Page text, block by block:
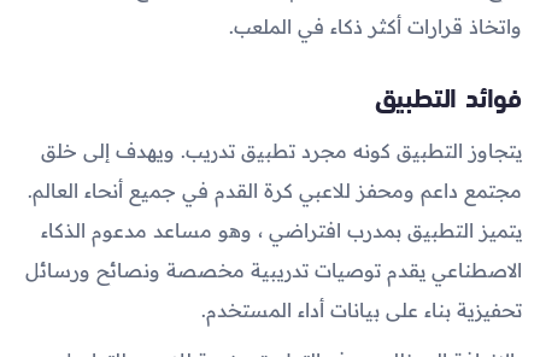
واتخاذ قرارات أكثر ذكاء في الملعب.
فوائد التطبيق
يتجاوز التطبيق كونه مجرد تطبيق تدريب. ويهدف إلى خلق
مجتمع داعم ومحفز للاعبي كرة القدم في جميع أنحاء العالم.
يتميز التطبيق بمدرب افتراضي ، وهو مساعد مدعوم الذكاء
الاصطناعي يقدم توصيات تدريبية مخصصة ونصائح ورسائل
تحفيزية بناء على بيانات أداء المستخدم.